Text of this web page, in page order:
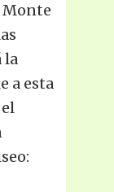
Monte
la
a esta